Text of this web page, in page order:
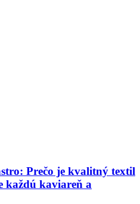
Prečo je kvalitný textil
každú kaviareň a